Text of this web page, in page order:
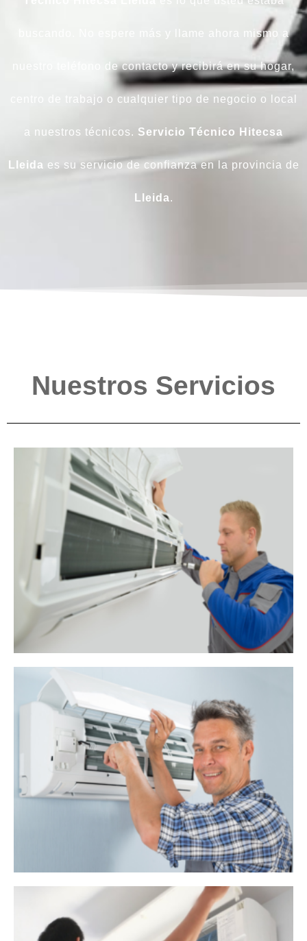
buscando. No espere más y llame ahora mismo a
nuestro teléfono de contacto y recibirá en su hogar,
centro de trabajo o cualquier tipo de negocio o local
a nuestros técnicos. Servicio Técnico Hitecsa
Lleida es su servicio de confianza en la provincia de
Lleida.
Nuestros Servicios